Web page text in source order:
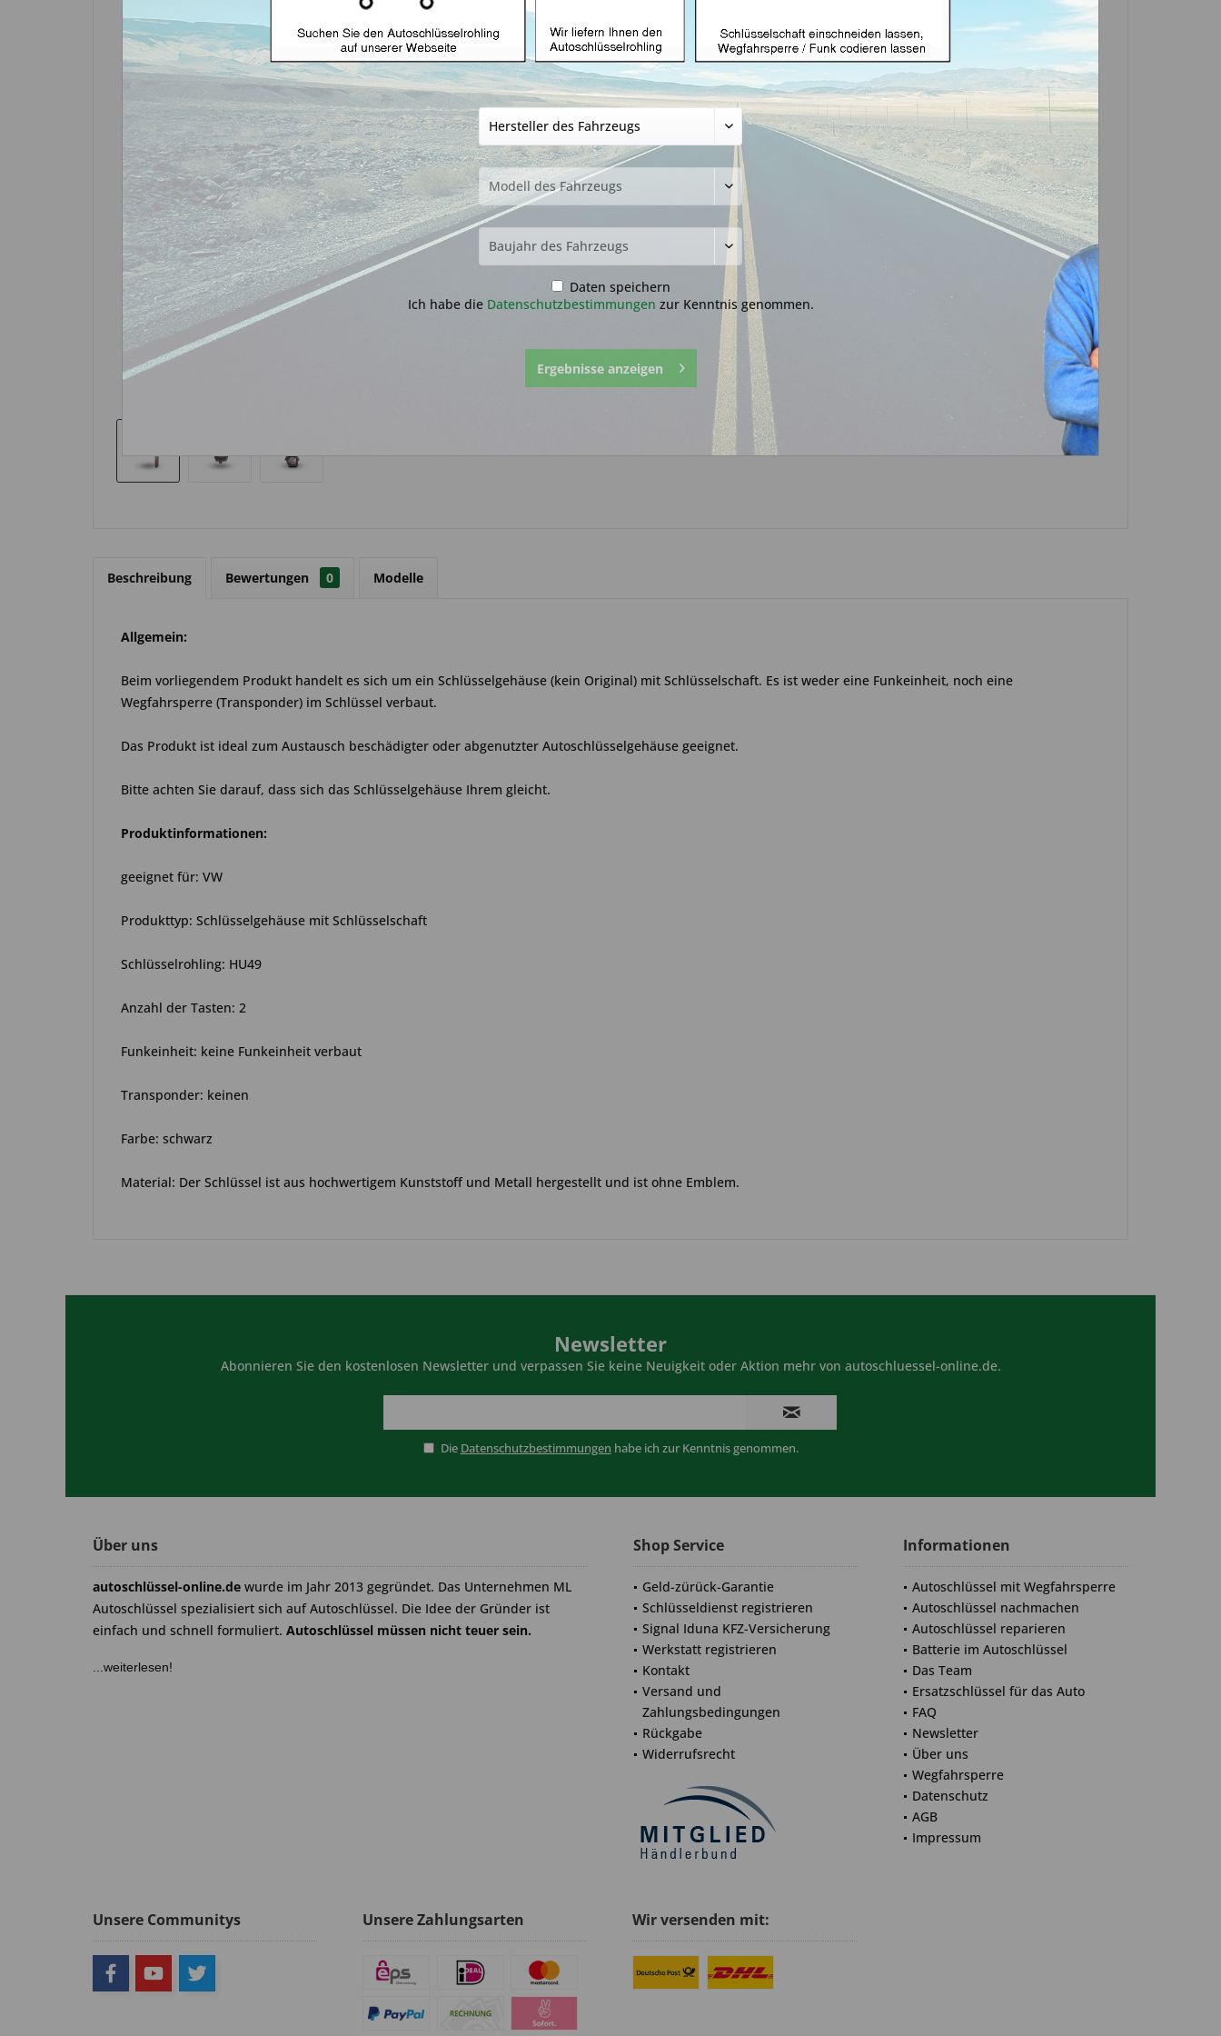
HU49 (Aftermarket Produkt)
19,99 € *
inkl. MwSt.zzgl. Versandkosten
Lieferzeit ca. 1-3 Werktage
In denWarenkorb
Fragen zum Artikel?
Artikel-Nr.:
Über WhatsApp anfragen
Beschreibung Bewertungen 0 Modelle
Allgemein:
Beim vorliegendem Produkt handelt es sich um ein Schlüsselgehäuse (kein Original) mit Schlüsselschaft. Es ist weder eine Funkeinheit, noch eine
Wegfahrsperre (Transponder) im Schlüssel verbaut.
Das Produkt ist ideal zum Austausch beschädigter oder abgenutzter Autoschlüsselgehäuse geeignet.
Bitte achten Sie darauf, dass sich das Schlüsselgehäuse Ihrem gleicht.
Produktinformationen:
geeignet für: VW
Produkttyp: Schlüsselgehäuse mit Schlüsselschaft
Schlüsselrohling: HU49
Anzahl der Tasten: 2
Funkeinheit: keine Funkeinheit verbaut
Transponder: keinen
Farbe: schwarz
Material: Der Schlüssel ist aus hochwertigem Kunststoff und Metall hergestellt und ist ohne Emblem.
Newsletter
Abonnieren Sie den kostenlosen Newsletter und verpassen Sie keine Neuigkeit oder Aktion mehr von autoschluessel-online.de.
Die Datenschutzbestimmungen habe ich zur Kenntnis genommen.
Über uns
autoschlüssel-online.de wurde im Jahr 2013 gegründet. Das Unternehmen ML
Autoschlüssel spezialisiert sich auf Autoschlüssel. Die Idee der Gründer ist
einfach und schnell formuliert. Autoschlüssel müssen nicht teuer sein.
...weiterlesen!
Shop Service
Geld-zürück-Garantie
Schlüsseldienst registrieren
Signal Iduna KFZ-Versicherung
Werkstatt registrieren
Kontakt
Versand und
Zahlungsbedingungen
Rückgabe
Widerrufsrecht
Informationen
Autoschlüssel mit Wegfahrsperre
Autoschlüssel nachmachen
Autoschlüssel reparieren
Batterie im Autoschlüssel
Das Team
Ersatzschlüssel für das Auto
FAQ
Newsletter
Über uns
Wegfahrsperre
Datenschutz
AGB
Impressum
Unsere Communitys Unsere Zahlungsarten Wir versenden mit:
Daten speichern
Ich habe die Datenschutzbestimmungen zur Kenntnis genommen.
Ergebnisse anzeigen